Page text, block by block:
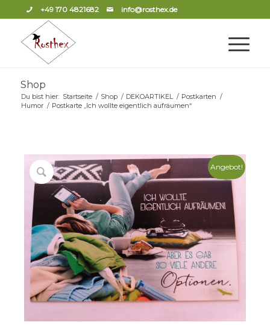
+49 170 4821682 info@rosthex.de
Shop
Du bist hier: Startseite / Shop / DEKOARTIKEL / Postkarten /
Humor / Postkarte „Ich wollte eigentlich aufräumen“
Angebot!